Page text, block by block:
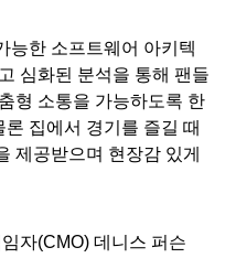
능한 소프트웨어 아키텍
심화된 분석을 통해 팬들
형 소통을 가능하도록 한
집에서 경기를 즐길 때
제공받으며 현장감 있게
자(CMO) 데니스 퍼슨